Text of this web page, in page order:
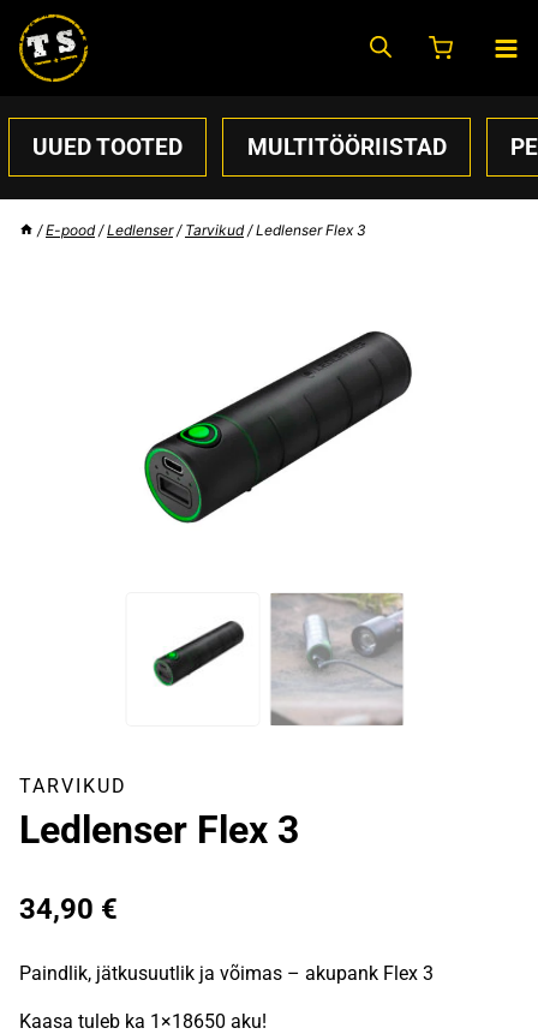
content
UUED TOOTED MULTITÖÖRIISTAD
/ E-pood / Ledlenser / Tarvikud / Ledlenser Flex 3
TARVIKUD
Ledlenser Flex 3
34,90 €
Paindlik, jätkusuutlik ja võimas – akupank Flex 3
Kaasa tuleb ka 1×18650 aku!